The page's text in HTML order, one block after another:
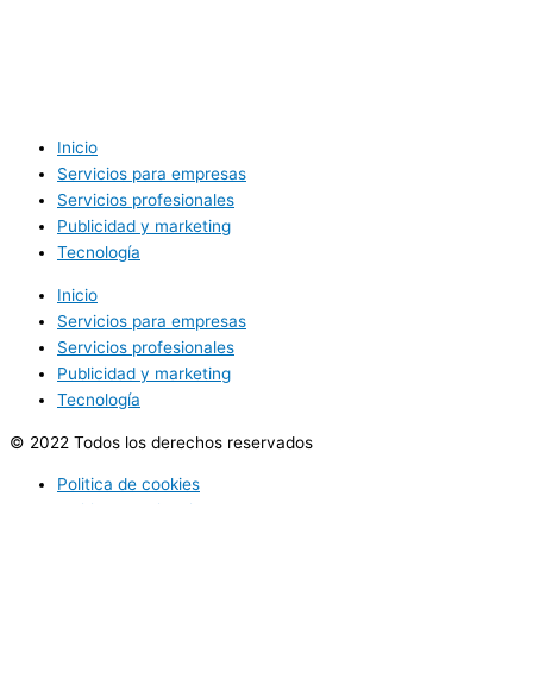
Inicio
Servicios para empresas
Servicios profesionales
Publicidad y marketing
Tecnología
Inicio
Servicios para empresas
Servicios profesionales
Publicidad y marketing
Tecnología
© 2022 Todos los derechos reservados
Politica de cookies
Politica de privacidad